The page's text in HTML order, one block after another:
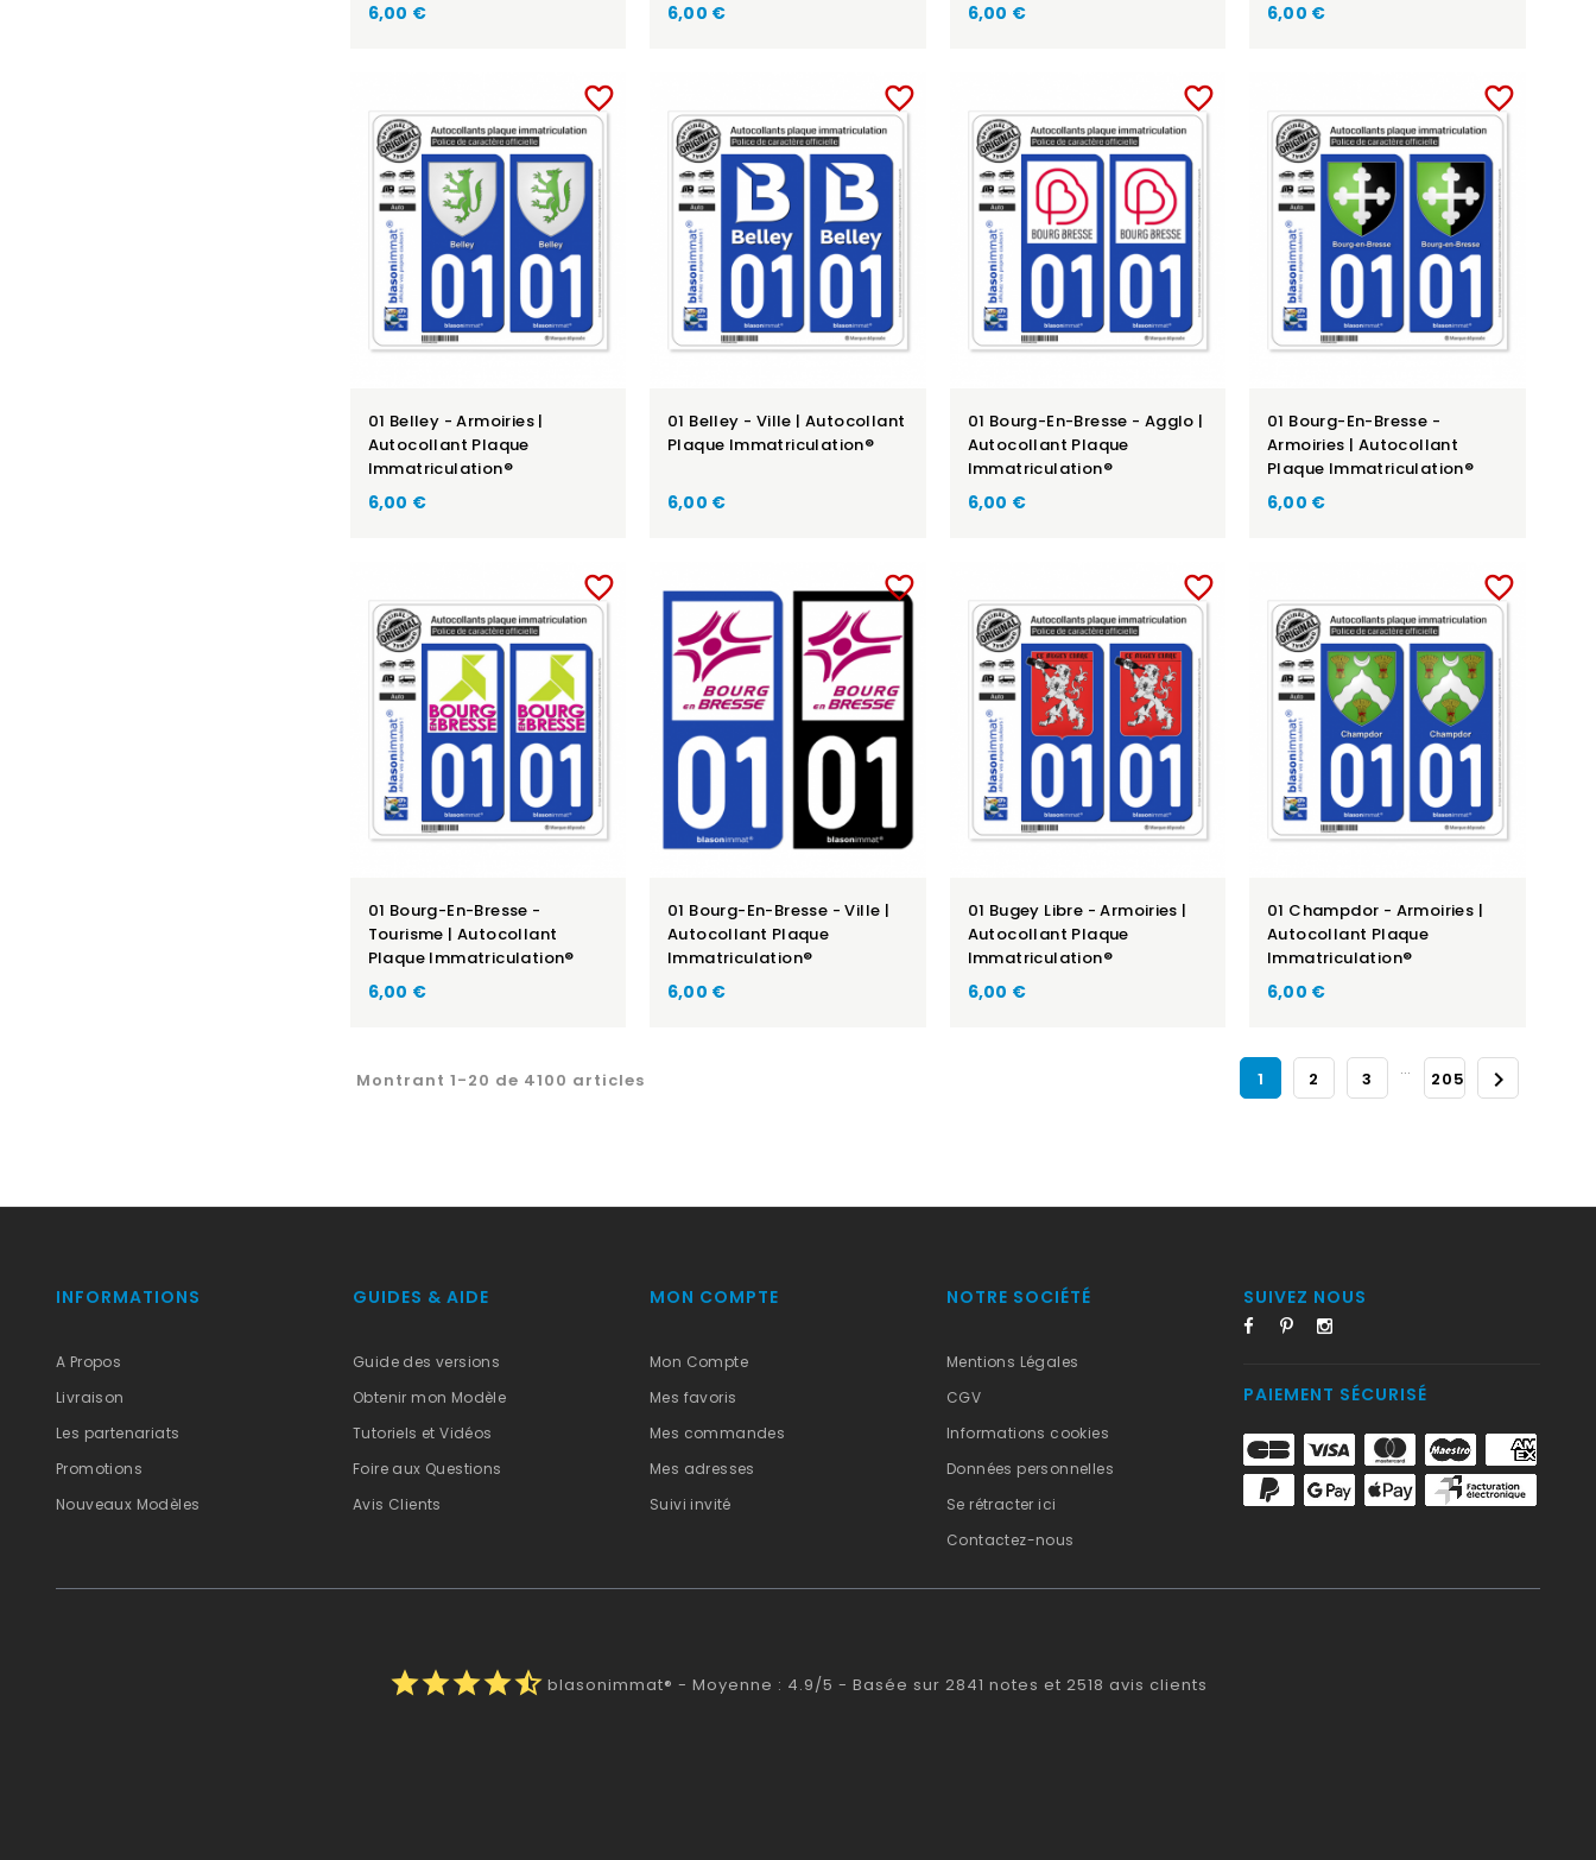
6,00 € 6,00 € 6,00 € 6,00 €
favorite_border
01 Belley - Armoiries |
Autocollant Plaque
Immatriculation®
6,00 €
favorite_border
01 Belley - Ville | Autocollant
Plaque Immatriculation®
6,00 €
favorite_border
01 Bourg-En-Bresse - Agglo |
Autocollant Plaque
Immatriculation®
6,00 €
favorite_border
01 Bourg-En-Bresse -
Armoiries | Autocollant
Plaque Immatriculation®
6,00 €
favorite_border
01 Bourg-En-Bresse -
Tourisme | Autocollant
Plaque Immatriculation®
6,00 €
favorite_border
01 Bourg-En-Bresse - Ville |
Autocollant Plaque
Immatriculation®
6,00 €
favorite_border
01 Bugey Libre - Armoiries |
Autocollant Plaque
Immatriculation®
6,00 €
favorite_border
01 Champdor - Armoiries |
Autocollant Plaque
Immatriculation®
6,00 €
Montrant 1-20 de 4100 articles 1 2 3 … 205 
INFORMATIONS
A Propos
Livraison
Les partenariats
Promotions
Nouveaux Modèles
GUIDES & AIDE
Guide des versions
Obtenir mon Modèle
Tutoriels et Vidéos
Foire aux Questions
Avis Clients
MON COMPTE
Mon Compte
Mes favoris
Mes commandes
Mes adresses
Suivi invité
NOTRE SOCIÉTÉ
Mentions Légales
CGV
Informations cookies
Données personnelles
Se rétracter ici
Contactez-nous
SUIVEZ NOUS
PAIEMENT SÉCURISÉ
starstarstarstarstar_half blasonimmat® - Moyenne : 4.9/5 - Basée sur 2841 notes et 2518 avis clients